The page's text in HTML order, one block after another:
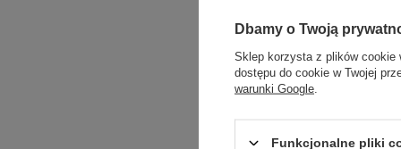
choroba
upośledzenia
Dbamy o Twoją
Sklep korzysta z plików cookie
dostępu do cookie w Twojej
warunki Google
Funkcjonalne pliki